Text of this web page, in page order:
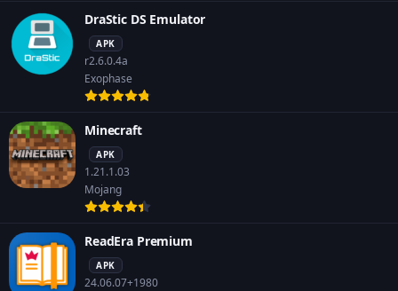
DraStic DS Emulator
APK
r2.6.0.4a
Exophase
Minecraft
APK
1.21.1.03
Mojang
ReadEra Premium
APK
24.06.07+1980